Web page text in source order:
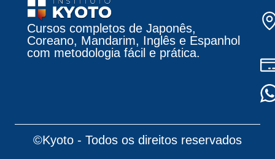
Cursos completos de Japonês,
Coreano, Mandarim, Inglês e Espanhol
com metodologia fácil e prática.
©Kyoto - Todos os direitos reservados